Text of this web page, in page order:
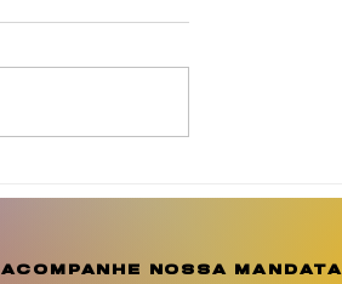
Negras celebra
acompanhe nossa